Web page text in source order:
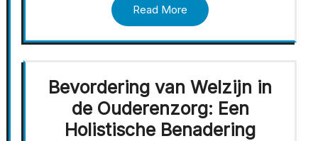
Read More
Bevordering van Welzijn in
de Ouderenzorg: Een
Holistische Benadering